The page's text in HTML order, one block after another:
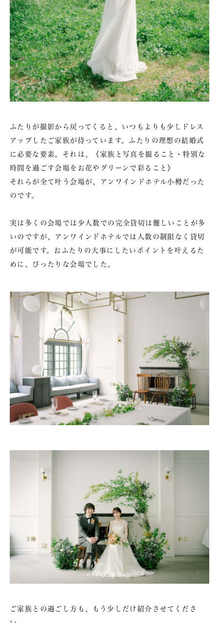
ふたりが撮影から戻ってくると、いつもよりも少しドレス
アップしたご家族が待っています。ふたりの理想の結婚式
に必要な要素。それは、《家族と写真を撮ること・特別な
時間を過ごす会場をお花やグリーンで彩ること》
それらが全て叶う会場が、アンワインドホテル小樽だった
のです。
実は多くの会場では少人数での完全貸切は難しいことが多
いのですが、アンワインドホテルでは人数の制限なく貸切
が可能です。おふたりの大事にしたいポイントを叶えるた
めに、ぴったりな会場でした。
ご家族との過ごし方も、もう少しだけ紹介させてくださ